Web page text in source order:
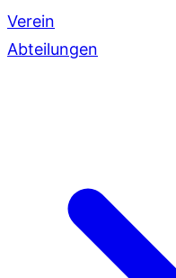
Verein
Abteilungen